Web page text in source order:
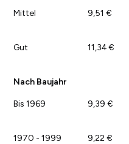
Mittel 9,51 €
Gut 11,34 €
Nach Baujahr
Bis 1969 9,39 €
1970 - 1999 9,22 €